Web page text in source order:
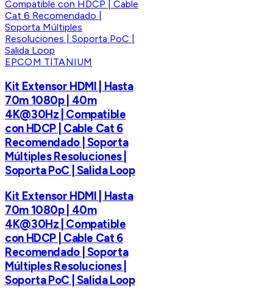
EPCOM TITANIUM
Kit Extensor HDMI | Hasta
70m 1080p | 40m
4K@30Hz | Compatible
con HDCP | Cable Cat 6
Recomendado | Soporta
Múltiples Resoluciones |
Soporta PoC | Salida Loop
Kit Extensor HDMI | Hasta
70m 1080p | 40m
4K@30Hz | Compatible
con HDCP | Cable Cat 6
Recomendado | Soporta
Múltiples Resoluciones |
Soporta PoC | Salida Loop